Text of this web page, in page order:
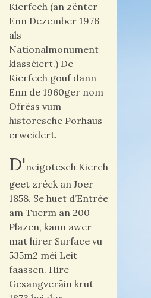
Kierfech (an zënter
Enn Dezember 1976
als
Nationalmonument
klasséiert.) De
Kierfech gouf dann
Enn de 1960ger nom
Ofrëss vum
historesche Porhaus
erweidert.
D'neigotesch Kierch
geet zréck an Joer
1858. Se huet d’Entrée
am Tuerm an 200
Plazen, kann awer
mat hirer Surface vu
535m2 méi Leit
faassen. Hire
Gesangveräin krut